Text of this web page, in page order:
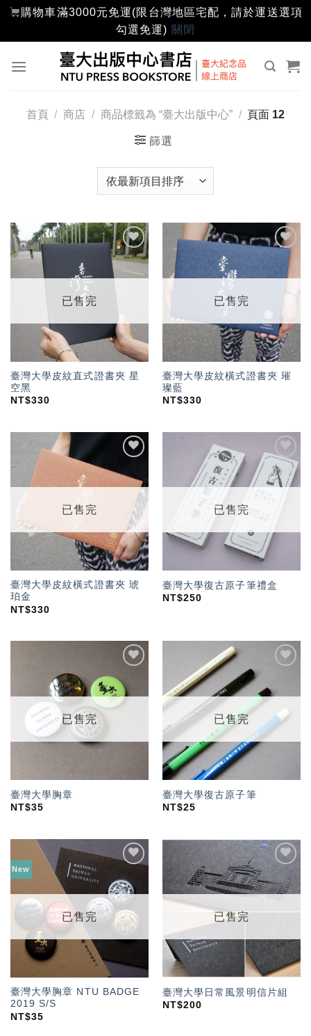
購物車滿3000元免運(限台灣地區宅配，請於運送選項
勾選免運) 關閉
首頁 / 商店 / 商品標籤為 “臺大出版中心” / 頁面 12
篩選
加入
望輕
已售完
臺灣大學皮紋直式證書夾 星
空黑
NT$330
加入
「願
望輕
已售完
臺灣大學皮紋橫式證書夾 璀
璨藍
NT$330
「願
望輕
單」
已售完
臺灣大學皮紋橫式證書夾 琥
珀金
NT$330
加入
「願
望輕
已售完
臺灣大學復古原子筆禮盒
NT$250
「願
望輕
已售完
臺灣大學胸章
NT$35
望輕
已售完
臺灣大學復古原子筆
NT$25
New
「願
望輕
單」
已售完
臺灣大學胸章 NTU BADGE
2019 S/S
NT$35
加入
「願
望輕
已售完
臺灣大學日常風景明信片組
NT$200